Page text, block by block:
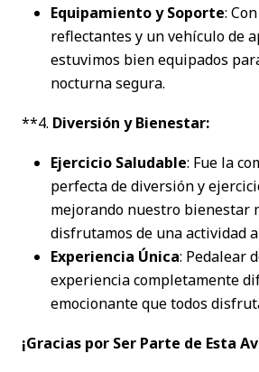
Equipamiento y Soporte:
reflectantes y un vehículo de
estuvimos bien equipados
nocturna segura.
**4. Diversión y Bienestar:
Ejercicio Saludable: Fue la
perfecta de diversión y
mejorando nuestro bienestar
disfrutamos de una actividad
Experiencia Única: Pedalear
experiencia completamente
emocionante que todos
¡Gracias por Ser Parte de Esta